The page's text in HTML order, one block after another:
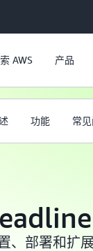
AWS 产品
功能 常
、部署和扩